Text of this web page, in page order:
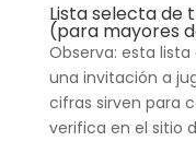
Lista selecta de
(para mayores
Observa: esta
una invitación a
cifras sirven para
verifica en el sitio